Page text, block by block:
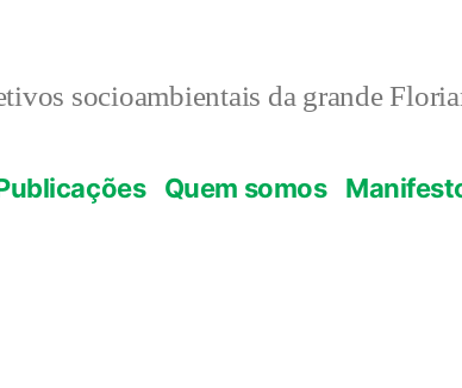
socioambientais da grande
Quem somos